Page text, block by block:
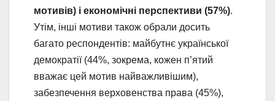
мотивів) і економічні перспективи (57%).
Утім, інші мотиви також обрали досить
багато респондентів: майбутнє української
демократії (44%, зокрема, кожен п’ятий
вважає цей мотив найважливішим),
забезпечення верховенства права (45%),